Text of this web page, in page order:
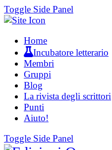
Toggle Side Panel
Home
Incubatore letterario
Membri
Gruppi
Blog
La rivista degli scrittori
Punti
Aiuto!
Toggle Side Panel